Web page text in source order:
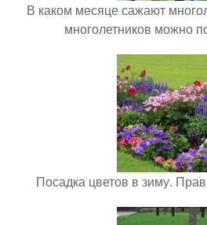
В каком месяце сажают
многолетников можно
Посадка цветов в зиму.